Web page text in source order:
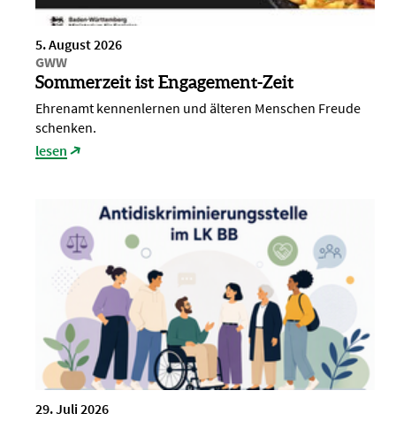
5. August 2026
GWW
Sommerzeit ist Engagement-Zeit
Ehrenamt kennenlernen und älteren Menschen Freude
schenken.
lesen
29. Juli 2026